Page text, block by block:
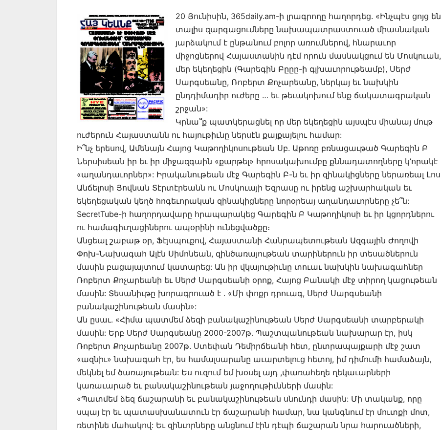
20 Յունիսին, 365daily.am-ի լրագրողը հաղորդեց. «Ինչպէս ցոյց են
տալիս զարգացումները նախապատրաստուած միասնական
յարձակում է ընթանում բոլոր առումներով, հնարաւոր
միջոցներով Հայաստանին դէմ որուն մասնակցում են Մոսկուան,
մեր եկեղեցին (Գարեգին Բըըը-ի գլխաւորութեամբ), Սերժ
Սարգսեանը, Ռոբերտ Քոչարեանը, ներկայ եւ նախկին
ընդդիմադիր ուժերը … եւ թեւակոխում ենք ճակատագրական
շրջան»:
Կրնա՞ք պատկերացնել որ մեր եկեղեցին այսպէս միանայ մութ
ուժերուն Հայաստանն ու հայութիւնը ներսէն քայքայելու համար:
Ի՞նչ երեսով, Ամենայն Հայոց Կաթողիկոսութեան Սբ. Աթոռը բռնացաւթած Գարեգին Բ
Ներսիսեան իր եւ իր միջազգաին «քարթել» հրոսակախումբը քննադատողները կ’որակէ
«աղանդաւորներ»: Իրականութեան մէջ Գարեգին Բ-ն եւ իր զինակիցները ներառեալ Լոս
Անճելոսի Յովնան Տէրտէրեանն ու Մոսկուայի Եզրասը ու իրենց աշխարհական եւ
եկեղեցական կեղծ հոգեւորական զինակիցները նորօրեայ աղանդաւորները չե՞ն:
SecretTube-ի հաղորդավարը հրապարակեց Գարեգին Բ Կաթողիկոսի եւ իր կցորդներու
ու համագիւղացիներու ապօրինի ունեցվածքը։
Անցեալ շաբաթ օր, Ֆէյսպուքով, Հայաստանի Հանրապետութեան Ազգային Ժողովի
Փոխ-Նախագահ Ալէն Սիմոնեան, զինծառայութեան տարիներուն իր տեսածներուն
մասին բացայայտում կատարեց: Ան իր վկայութիւնը տուաւ նախկին նախագահներ
Ռոբերտ Քոչարեանի եւ Սերժ Սարգսեանի օրոք, Հայոց Բանակի մէջ տիրող կացութեան
մասին: Տեսանիւթը խորագրուած է . «Մի փոքր դրուագ, Սերժ Սարգսեանի
բանակաշինութեան մասին»:
Ան ըսաւ. «Հիմա պատմեմ ձեզի բանակաշինութեան Սերժ Սարգսեանի տարբերակի
մասին: Երբ Սերժ Սարգսեանը 2000-2007թ. Պաշտպանութեան նախարար էր, իսկ
Ռոբերտ Քոչարեանը 2007թ. Ստեփան Դեմիրճեանի հետ, ընտրապայքարի մէջ շատ
«ազնիւ» նախագահ էր, ես համալսարանը աւարտելուց հետոյ, իմ դիմումի համաձայն,
մեկնել եմ ծառայութեան: Ես ուզում եմ խօսել այդ ,փառահեղե ղեկաւարների
կառաւարած եւ բանակաշինութեան յաջողութիւնների մասին:
«Պատմեմ ձեզ ճաշարանի եւ բանակաշինութեան սնունդի մասին: Մի տականք, որը
սպայ էր եւ պատասխանատուն էր ճաշարանի համար, նա կանգնում էր մուտքի մոտ,
ռետինե մահակով: Եւ զինւորները անցնում էին դէպի ճաշարան նրա հարուածների,